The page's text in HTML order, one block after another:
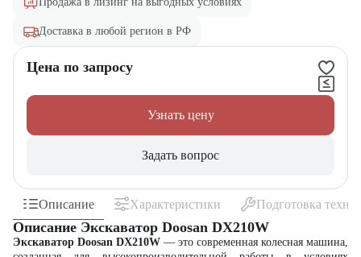
Доставка в любой регион в РФ
Цена по запросу
Узнать цену
Задать вопрос
Описание Характеристики Подготовка
Описание Экскаватор Doosan DX210W
Экскаватор Doosan DX210W — это современная колесная машина,